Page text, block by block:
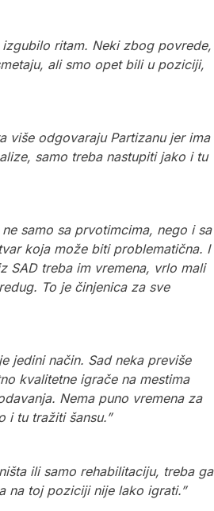
ritam. Neki zbog povrede,
ali smo opet bili u poziciji,
više odgovaraju Partizanu jer ima
samo treba nastupiti jako i tu
samo sa prvotimcima, nego i sa
koja može biti problematična. I
SAD treba im vremena, vrlo mali
To je činjenica za sve
jedini način. Sad neka previše
kvalitetne igrače na mestima
Nema puno vremena za
i tu tražiti šansu.”
ili samo rehabilitaciju, treba ga
na toj poziciji nije lako igrati.”